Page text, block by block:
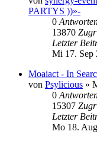
PARTYS ))»-
0
13870
Letzter
Mi 17. Sep
Moaiact - In
von Psylicious »
0
15307
Letzter
Mo 18.